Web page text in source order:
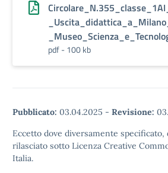
pdf - 100 kb
Pubblicato: 03.04.2025 - Revisione:
Eccetto dove diversamente
rilasciato sotto Licenza Creative
Italia.